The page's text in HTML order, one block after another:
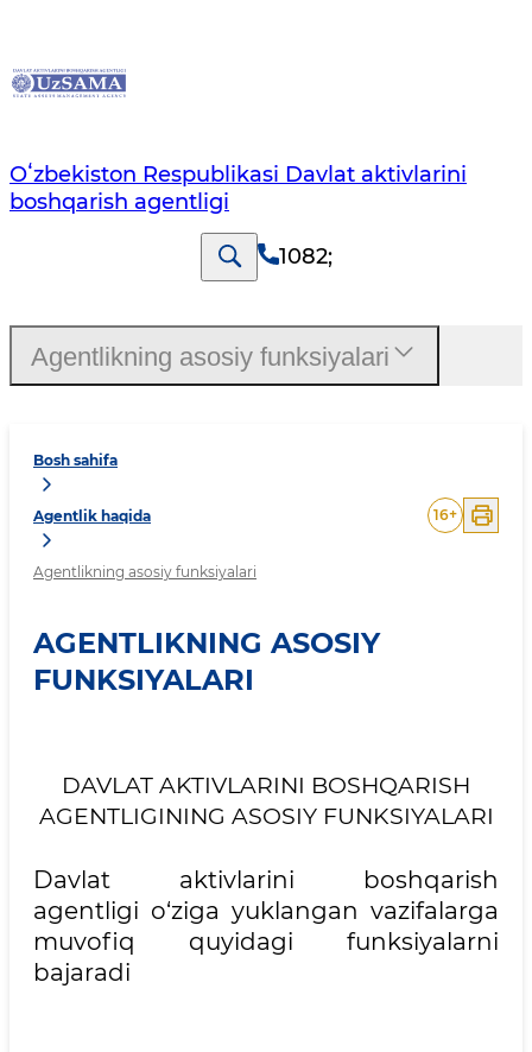
Oʻzbekiston Respublikasi Davlat aktivlarini
boshqarish agentligi
1082;
Bosh sahifa
Agentlik haqida
Agentlikning asosiy funksiyalari
16+
AGENTLIKNING ASOSIY
FUNKSIYALARI
DAVLAT AKTIVLARINI BOSHQARISH
AGENTLIGINING ASOSIY FUNKSIYALARI
Davlat aktivlarini boshqarish
agentligi o‘ziga yuklangan vazifalarga
muvofiq quyidagi funksiyalarni
bajaradi
Agentlikning asosiy funksiyalari